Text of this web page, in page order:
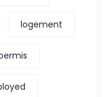
logement